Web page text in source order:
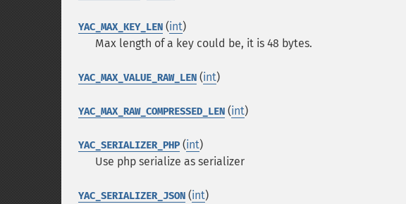
YAC_MAX_KEY_LEN (int)
Max length of a key could be, it is 48 bytes.
YAC_MAX_VALUE_RAW_LEN (int)
YAC_MAX_RAW_COMPRESSED_LEN (int)
YAC_SERIALIZER_PHP (int)
Use php serialize as serializer
YAC_SERIALIZER_JSON (int)